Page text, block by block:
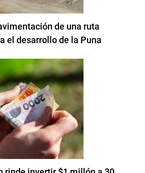
de una ruta
el desarrollo de la Puna